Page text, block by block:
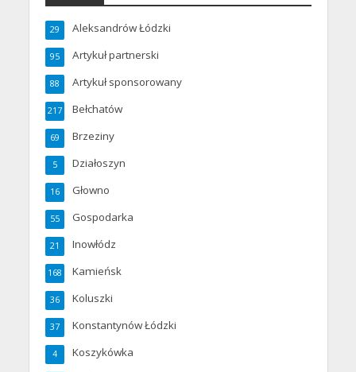
Aleksandrów Łódzki
29
Artykuł partnerski
95
Artykuł sponsorowany
88
Bełchatów
217
Brzeziny
69
Działoszyn
5
Głowno
16
Gospodarka
55
Inowłódz
21
Kamieńsk
168
Koluszki
36
Konstantynów Łódzki
37
Koszykówka
4